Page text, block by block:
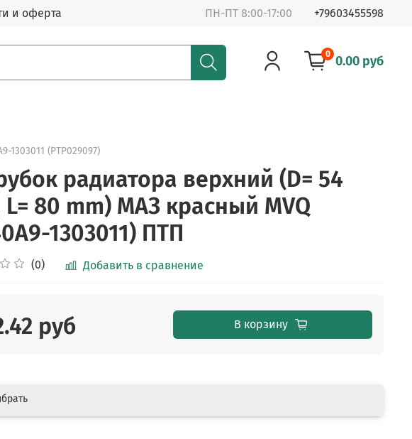
и оферта ПН-ПТ 8:00-17:00 +79603455598
0 0.00 руб
1303011 (PTP029097)
радиатора верхний (D= 54
L= 80 mm) МАЗ красный MVQ
1303011) ПТП
(0) Добавить в сравнение
руб В корзину